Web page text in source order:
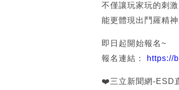
不僅讓玩家玩的刺
能更體現出鬥羅精
即日起開始報名~
報名連結：
https://
❤️三立新聞網-ESD